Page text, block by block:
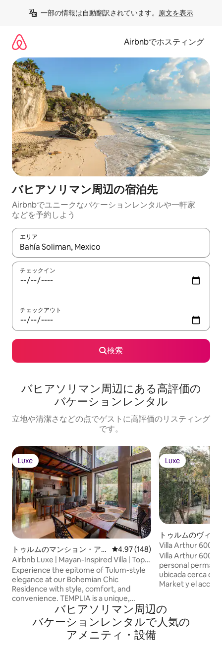
一部の情報は自動翻訳されています。 原文を表示
Airbnbでホスティング
バヒアソリマン⁠周⁠辺⁠の宿⁠泊⁠先
Airbnbでユニークなバ⁠ケ⁠ー⁠シ⁠ョ⁠ンレ⁠ン⁠タ⁠ルや一⁠軒⁠家
な⁠ど⁠を予⁠約⁠し⁠よ⁠う
エリア
検索結果が表示されたら、上下の矢印キーを使って移動するか
チェックイン
チェックアウト
検索
バヒアソリマン⁠周⁠辺⁠に⁠あ⁠る高⁠評⁠価⁠の
バ⁠ケ⁠ー⁠シ⁠ョ⁠ン⁠レ⁠ン⁠タ⁠ル
立地や清潔さなどの点でゲストに高評価のリスティング
です。
Luxe
Luxe
トゥルムのマンション・ア
パート
レビュー148件、5つ星中4.97つ
4.97 (148)
Airbnb Luxe | Mayan-Inspired Villa | Top
Rated
Experience the epitome of Tulum-style
elegance at our Bohemian Chic
Residence with style, comfort, and
convenience. TEMPLIA is a unique,
luxurious 2BR/2BA home with a private
pool, outdoor hot tub, and award-
winning Mayan-inspired design with fully
equipped kitchen, concierge service,
Luxe
Luxe
トゥルムのヴィラ
Villa Arthur 600 · 9 huéspedes ·
Permanent staff
Villa Arthur 600
personal
ubicada cerca de
Market y el
bañeras y vista a
de estar con
バヒアソリマン⁠周⁠辺⁠の
バ⁠ケ⁠ー⁠シ⁠ョ⁠ン⁠レ⁠ン⁠タ⁠ル⁠で人⁠気⁠の
ア⁠メ⁠ニ⁠テ⁠ィ⁠・⁠設⁠備